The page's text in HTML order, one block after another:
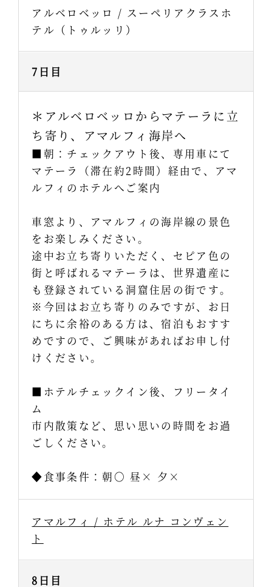
アルベロベッロ / スーペリアクラスホ
テル（トゥルッリ）
7日目
＊アルベロベッロからマテーラに立
ち寄り、アマルフィ海岸へ
■朝：チェックアウト後、専用車にて
マテーラ（滞在約2時間）経由で、アマ
ルフィのホテルへご案内
車窓より、アマルフィの海岸線の景色
をお楽しみください。
途中お立ち寄りいただく、セピア色の
街と呼ばれるマテーラは、世界遺産に
も登録されている洞窟住居の街です。
※今回はお立ち寄りのみですが、お日
にちに余裕のある方は、宿泊もおすす
めですので、ご興味があればお申し付
けください。
■ホテルチェックイン後、フリータイ
ム
市内散策など、思い思いの時間をお過
ごしください。
◆食事条件：朝〇 昼× 夕×
アマルフィ / ホテル ルナ コンヴェン
ト
8日目